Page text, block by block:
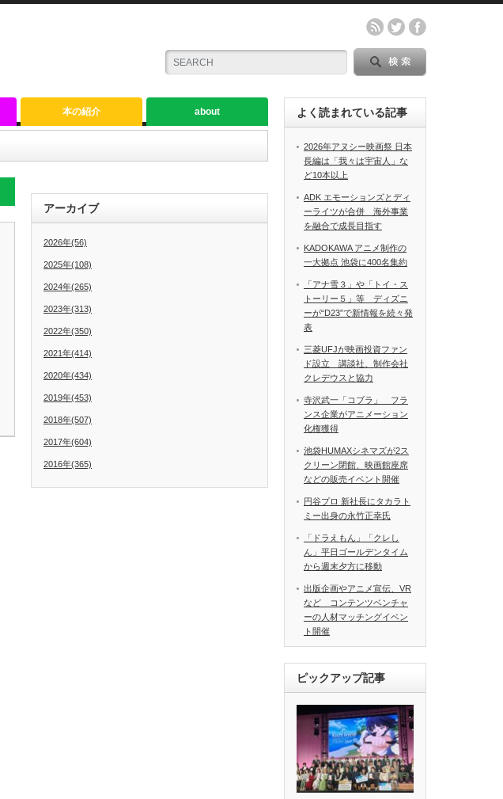
本の紹介 about
アーカイブ
2026年(56)
2025年(108)
2024年(265)
2023年(313)
2022年(350)
2021年(414)
2020年(434)
2019年(453)
2018年(507)
2017年(604)
2016年(365)
よく読まれている記事
2026年アヌシー映画祭 日本
長編は「我々は宇宙人」な
ど10本以上
ADK エモーションズとディ
ーライツが合併 海外事業
を融合で成長目指す
KADOKAWA アニメ制作の
一大拠点 池袋に400名集約
「アナ雪３」や「トイ・ス
トーリー５」等 ディズニ
ーが“D23”で新情報を続々発
表
三菱UFJが映画投資ファン
ド設立 講談社、制作会社
クレデウスと協力
寺沢武一「コブラ」 フラ
ンス企業がアニメーション
化権獲得
池袋HUMAXシネマズが2ス
クリーン閉館、映画館座席
などの販売イベント開催
円谷プロ 新社長にタカラト
ミー出身の永竹正幸氏
「ドラえもん」「クレし
ん」平日ゴールデンタイム
から週末夕方に移動
出版企画やアニメ宣伝、VR
など コンテンツベンチャ
ーの人材マッチングイベン
ト開催
ピックアップ記事